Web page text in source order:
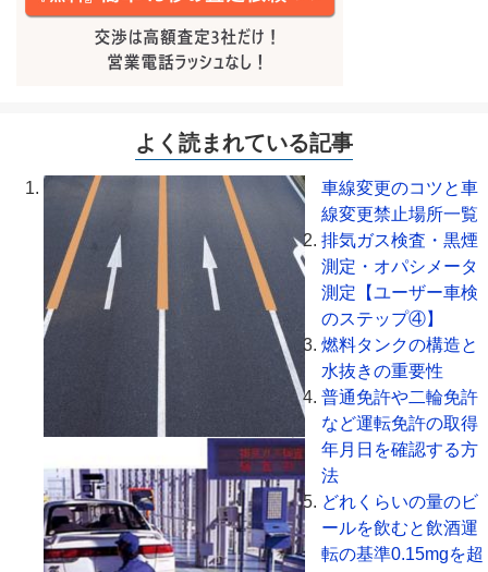
よく読まれている記事
車線変更のコツと車
線変更禁止場所一覧
排気ガス検査・黒煙
測定・オパシメータ
測定【ユーザー車検
のステップ④】
燃料タンクの構造と
水抜きの重要性
普通免許や二輪免許
など運転免許の取得
年月日を確認する方
法
どれくらいの量のビ
ールを飲むと飲酒運
転の基準0.15mgを超